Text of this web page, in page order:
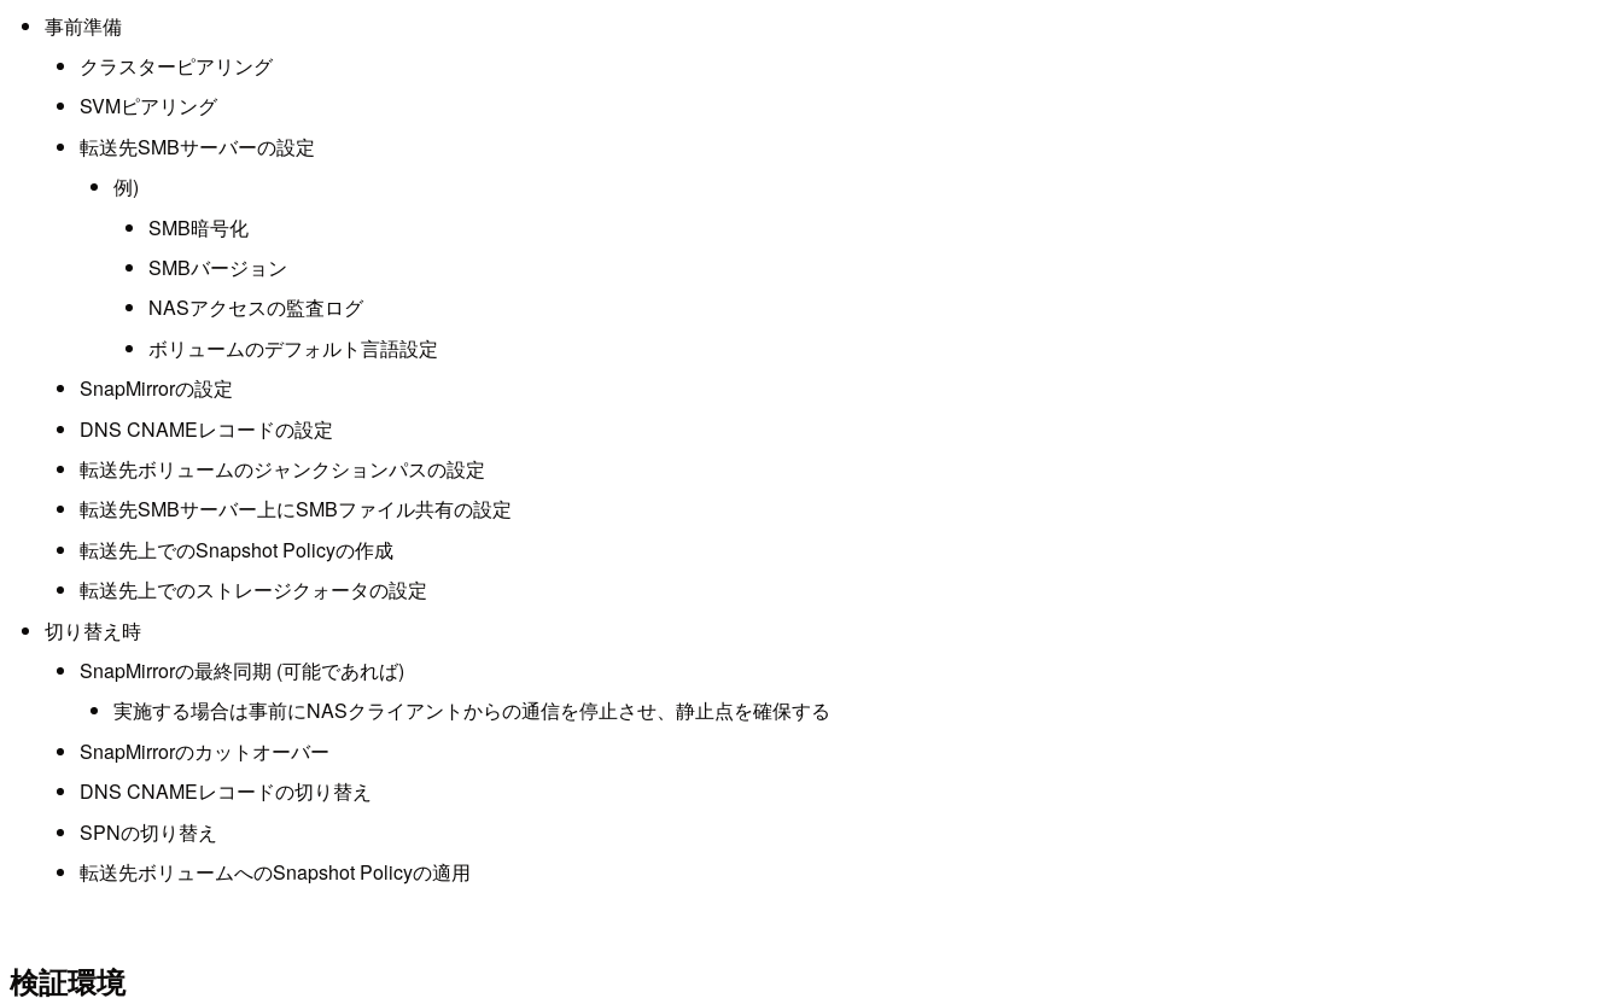
事前準備
クラスターピアリング
SVMピアリング
転送先SMBサーバーの設定
例)
SMB暗号化
SMBバージョン
NASアクセスの監査ログ
ボリュームのデフォルト言語設定
SnapMirrorの設定
DNS CNAMEレコードの設定
転送先ボリュームのジャンクションパスの設定
転送先SMBサーバー上にSMBファイル共有の設定
転送先上でのSnapshot Policyの作成
転送先上でのストレージクォータの設定
切り替え時
SnapMirrorの最終同期 (可能であれば)
実施する場合は事前にNASクライアントからの通信を停止させ、静止点を確保する
SnapMirrorのカットオーバー
DNS CNAMEレコードの切り替え
SPNの切り替え
転送先ボリュームへのSnapshot Policyの適用
検証環境